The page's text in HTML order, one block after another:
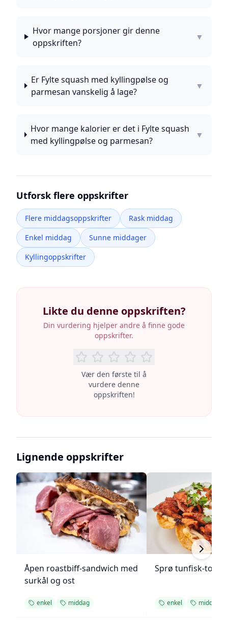
Hvor mange porsjoner gir denne
oppskriften?
▼
Er Fylte squash med kyllingpølse og
parmesan vanskelig å lage?
▼
Hvor mange kalorier er det i Fylte squash
med kyllingpølse og parmesan?
▼
Utforsk flere oppskrifter
Flere middagsoppskrifter
Rask middag
Enkel middag
Sunne middager
Kyllingoppskrifter
Likte du denne oppskriften?
Din vurdering hjelper andre å finne gode
oppskrifter.
Vær den første til å
vurdere denne
oppskriften!
Lignende oppskrifter
Åpen roastbiff-sandwich med
surkål og ost
enkel middag
Sprø tunfisk-
enkel middag